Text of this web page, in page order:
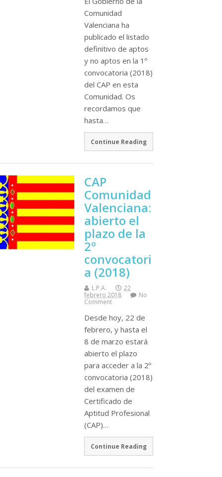
Comunidad
Valenciana ha
publicado el listado
definitivo de aptos
y no aptos en la 1º
convocatoria (2018)
del CAP en esta
Comunidad. Os
recordamos que
hasta…
Continue Reading
CAP
Comunidad
Valenciana:
abierto el
plazo de la
2º
convocatori
a (2018)
L.P.A.
22
febrero 2018
No
Comment
Desde hoy, 22 de
febrero, y hasta el
8 de marzo estará
abierto el plazo
para acceder a la 2º
convocatoria (2018)
del examen de
Certificado de
Aptitud Profesional
(CAP)…
Continue Reading